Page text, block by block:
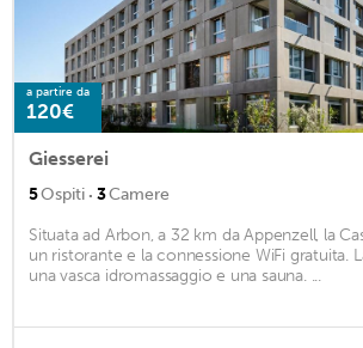
a partire da
120€
Giesserei
5Ospiti · 3Camere
Situata ad Arbon, a 32 km da Appenzell, la
un ristorante e la connessione WiFi gratuita.
una vasca idromassaggio e una sauna. ...